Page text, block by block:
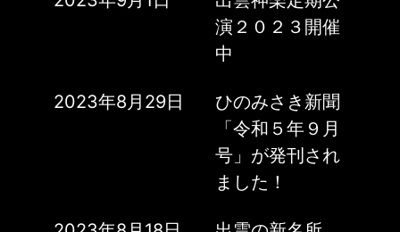
演２０２３開催
中
2023年8月29日
ひのみさき新聞
「令和５年９月
号」が発刊され
ました！